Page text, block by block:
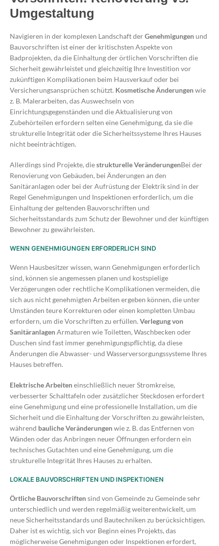
Umgestaltung
Navigieren in der komplexen Landschaft derGenehmigungen und
Bauvorschriften ist einer der kritischsten Aspekte von
Badprojekten, da die Einhaltung der örtlichen Vorschriften die
Sicherheit gewährleistet und gleichzeitig Ihre Investition vor
zukünftigen Komplikationen beim Hausverkauf oder bei
Versicherungsansprüchen schützt. Kosmetische Änderungenwie
z. B. Malerarbeiten, das Auswechseln von
Einrichtungsgegenständen und die Aktualisierung von
Zubehörteilen erfordern selten eine Genehmigung, da sie die
strukturelle Integrität oder die Sicherheitssysteme Ihres Hauses
nicht beeinträchtigen.
Allerdings sind Projekte, diestrukturelle VeränderungenBei der
Renovierung von Gebäuden, bei Änderungen an den
Sanitäranlagen oder bei der Aufrüstung der Elektrik sind in der
Regel Genehmigungen und Inspektionen erforderlich, um die
Einhaltung der geltenden Bauvorschriften und
Sicherheitsstandards zum Schutz der Bewohner und der künftigen
Bewohner zu gewährleisten.
WENN GENEHMIGUNGEN ERFORDERLICH SIND
Wenn Hausbesitzer wissen, wann Genehmigungen erforderlich
sind, können sie angemessen planen und kostspielige
Verzögerungen oder rechtliche Komplikationen vermeiden, die
sich aus nicht genehmigten Arbeiten ergeben können, die unter
Umständen teure Korrekturen oder einen kompletten Umbau
erfordern, um die Vorschriften zu erfüllen. Verlegung von
SanitäranlagenArmaturen wie Toiletten, Waschbecken oder
Duschen sind fast immer genehmigungspflichtig, da diese
Änderungen die Abwasser- und Wasserversorgungssysteme Ihres
Hauses betreffen.
Elektrische Arbeiteneinschließlich neuer Stromkreise,
verbesserter Schalttafeln oder zusätzlicher Steckdosen erfordert
eine Genehmigung und eine professionelle Installation, um die
Sicherheit und die Einhaltung der Vorschriften zu gewährleisten,
während bauliche Veränderungenwie z. B. das Entfernen von
Wänden oder das Anbringen neuer Öffnungen erfordern ein
technisches Gutachten und eine Genehmigung, um die
strukturelle Integrität Ihres Hauses zu erhalten.
LOKALE BAUVORSCHRIFTEN UND INSPEKTIONEN
Örtliche Bauvorschriftensind von Gemeinde zu Gemeinde sehr
unterschiedlich und werden regelmäßig weiterentwickelt, um
neue Sicherheitsstandards und Bautechniken zu berücksichtigen.
Daher ist es wichtig, sich vor Beginn eines Projekts, das
möglicherweise Genehmigungen oder Inspektionen erfordert,